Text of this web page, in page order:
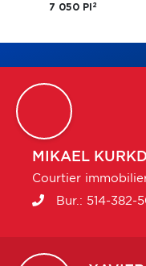
7 050 PI 2
MIKAEL
Courtier
Bur.: 514-382-